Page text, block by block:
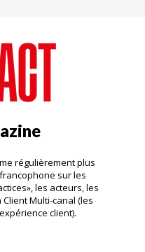
régulièrement plus
sur les
les acteurs, les
Multi-canal (les
client).